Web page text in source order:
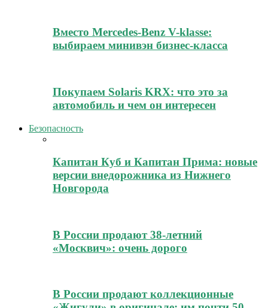
Вместо Mercedes-Benz V-klasse:
выбираем минивэн бизнес-класса
Покупаем Solaris KRX: что это за
автомобиль и чем он интересен
Безопасность
Капитан Куб и Капитан Прима: новые
версии внедорожника из Нижнего
Новгорода
В России продают 38-летний
«Москвич»: очень дорого
В России продают коллекционные